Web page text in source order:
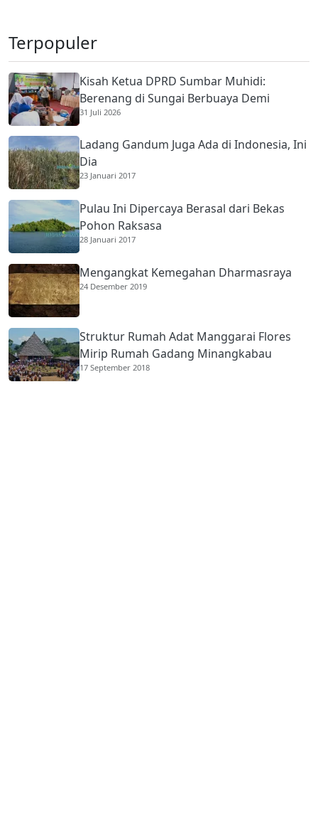
Terpopuler
Kisah Ketua DPRD Sumbar Muhidi:
Berenang di Sungai Berbuaya Demi
Membantu Ekonomi Orang Tua
31 Juli 2026
Ladang Gandum Juga Ada di Indonesia, Ini
Dia
23 Januari 2017
Pulau Ini Dipercaya Berasal dari Bekas
Pohon Raksasa
28 Januari 2017
Mengangkat Kemegahan Dharmasraya
24 Desember 2019
Struktur Rumah Adat Manggarai Flores
Mirip Rumah Gadang Minangkabau
17 September 2018